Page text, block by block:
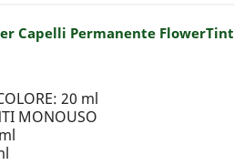
Capelli Permanente FlowerTint
20 ml
MONOUSO